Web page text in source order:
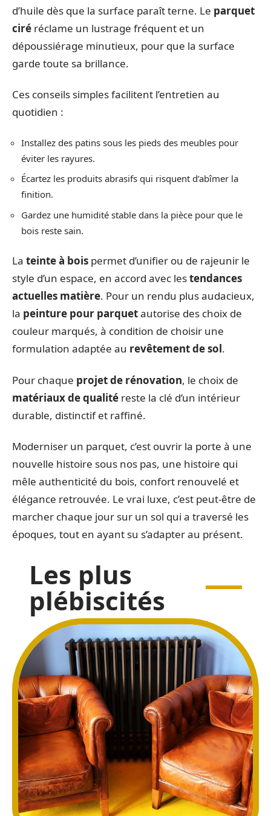
d’huile dès que la surface paraît terne. Le parquet
ciré réclame un lustrage fréquent et un
dépoussiérage minutieux, pour que la surface
garde toute sa brillance.
Ces conseils simples facilitent l’entretien au
quotidien :
Installez des patins sous les pieds des meubles pour
éviter les rayures.
Écartez les produits abrasifs qui risquent d’abîmer la
finition.
Gardez une humidité stable dans la pièce pour que le
bois reste sain.
La teinte à bois permet d’unifier ou de rajeunir le
style d’un espace, en accord avec lestendances
actuelles matière. Pour un rendu plus audacieux,
la peinture pour parquetautorise des choix de
couleur marqués, à condition de choisir une
formulation adaptée au revêtement de sol.
Pour chaque projet de rénovation, le choix de
matériaux de qualité reste la clé d’un intérieur
durable, distinctif et raffiné.
Moderniser un parquet, c’est ouvrir la porte à une
nouvelle histoire sous nos pas, une histoire qui
mêle authenticité du bois, confort renouvelé et
élégance retrouvée. Le vrai luxe, c’est peut-être de
marcher chaque jour sur un sol qui a traversé les
époques, tout en ayant su s’adapter au présent.
Les plus
plébiscités